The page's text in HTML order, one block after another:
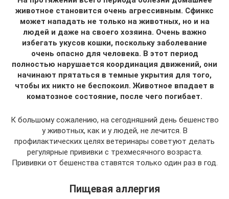
животное становится очень агрессивным. Сфинкс
может нападать не только на животных, но и на
людей и даже на своего хозяина. Очень важно
избегать укусов кошки, поскольку заболевание
очень опасно для человека. В этот период
полностью нарушается координация движений, они
начинают прятаться в темные укрытия для того,
чтобы их никто не беспокоил. Животное впадает в
коматозное состояние, после чего погибает.
К большому сожалению, на сегодняшний день бешенство
у животных, как и у людей, не лечится. В
профилактических целях ветеринары советуют делать
регулярные прививки с трехмесячного возраста.
Прививки от бешенства ставятся только один раз в год.
Пищевая аллергия